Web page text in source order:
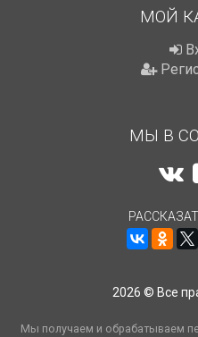
МОЙ
МЫ В
2026 © Все
Мы получаем и обрабатываем